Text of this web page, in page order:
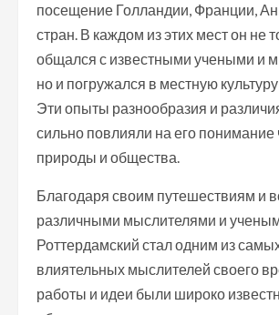
посещение Голландии, Франции,
стран. В каждом из этих мест он не
общался с известными учеными и
но и погружался в местную
Эти опыты разнообразия и
сильно повлияли на его понимание
природы и общества.
Благодаря своим путешествиям и
различными мыслителями и
Роттердамский стал одним из
влиятельных мыслителей своего
работы и идеи были широко